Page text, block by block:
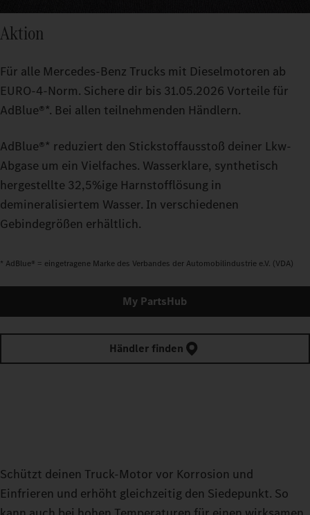
Aktion
Für alle Mercedes‑Benz Trucks mit Dieselmotoren ab
EURO‑4‑Norm. Sichere dir bis 31.05.2026 Vorteile für
AdBlue®*. Bei allen teilnehmenden Händlern.
AdBlue®* reduziert den Stickstoffausstoß deiner Lkw-
Abgase um ein Vielfaches. Wasserklare, synthetisch
hergestellte 32,5%ige Harnstofflösung in
demineralisiertem Wasser. In verschiedenen
Gebindegrößen erhältlich.
* AdBlue® = eingetragene Marke des Verbandes der Automobilindustrie e.V. (VDA)
My PartsHub
Händler finden
Schützt deinen Truck-Motor vor Korrosion und
Einfrieren und erhöht gleichzeitig den Siedepunkt. So